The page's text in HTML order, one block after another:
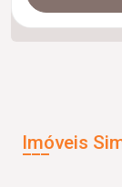
Imóveis